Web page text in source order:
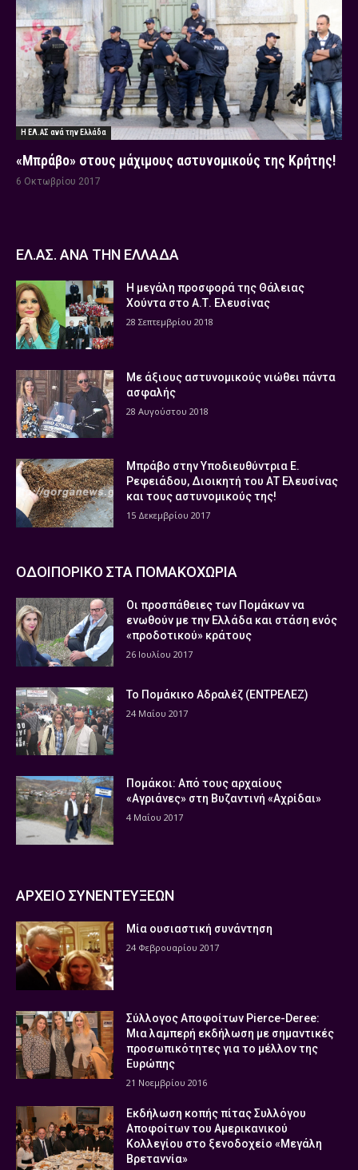
Η ΕΛ.ΑΣ ανά την Ελλάδα
«Μπράβο» στους μάχιμους αστυνομικούς της Κρήτης!
6 Οκτωβρίου 2017
ΕΛ.ΑΣ. ΑΝΑ ΤΗΝ ΕΛΛΑΔΑ
Η μεγάλη προσφορά της Θάλειας
Χούντα στο Α.Τ. Ελευσίνας
28 Σεπτεμβρίου 2018
Με άξιους αστυνομικούς νιώθει πάντα
ασφαλής
28 Αυγούστου 2018
Μπράβο στην Υποδιευθύντρια Ε.
Ρεφειάδου, Διοικητή του ΑΤ Ελευσίνας
και τους αστυνομικούς της!
15 Δεκεμβρίου 2017
ΟΔΟΙΠΟΡΙΚΟ ΣΤΑ ΠΟΜΑΚΟΧΩΡΙΑ
Οι προσπάθειες των Πομάκων να
ενωθούν με την Ελλάδα και στάση ενός
«προδοτικού» κράτους
26 Ιουλίου 2017
Το Πομάκικο Αδραλέζ (ΕΝΤΡΕΛΕΖ)
24 Μαΐου 2017
Πομάκοι: Από τους αρχαίους
«Αγριάνες» στη Βυζαντινή «Αχρίδαι»
4 Μαΐου 2017
ΑΡΧΕΙΟ ΣΥΝΕΝΤΕΥΞΕΩΝ
Μία ουσιαστική συνάντηση
24 Φεβρουαρίου 2017
Σύλλογος Αποφοίτων Pierce-Deree:
Μια λαμπερή εκδήλωση με σημαντικές
προσωπικότητες για το μέλλον της
Ευρώπης
21 Νοεμβρίου 2016
Εκδήλωση κοπής πίτας Συλλόγου
Αποφοίτων του Αμερικανικού
Κολλεγίου στο ξενοδοχείο «Μεγάλη
Βρεταννία»